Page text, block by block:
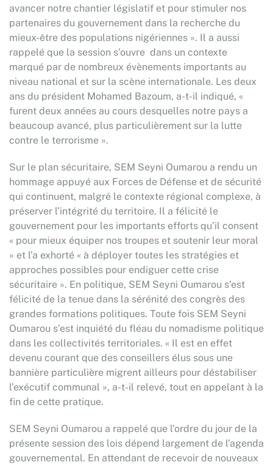
avancer notre chantier législatif et pour stimuler nos
partenaires du gouvernement dans la recherche du
mieux-être des populations nigériennes ». Il a aussi
rappelé que la session s’ouvre dans un contexte
marqué par de nombreux évènements importants au
niveau national et sur la scène internationale. Les deux
ans du président Mohamed Bazoum, a-t-il indiqué, «
furent deux années au cours desquelles notre pays a
beaucoup avancé, plus particulièrement sur la lutte
contre le terrorisme ».
Sur le plan sécuritaire, SEM Seyni Oumarou a rendu un
hommage appuyé aux Forces de Défense et de sécurité
qui continuent, malgré le contexte régional complexe, à
préserver l’intégrité du territoire. Il a félicité le
gouvernement pour les importants efforts qu’il consent
« pour mieux équiper nos troupes et soutenir leur moral
» et l’a exhorté « à déployer toutes les stratégies et
approches possibles pour endiguer cette crise
sécuritaire ». En politique, SEM Seyni Oumarou s’est
félicité de la tenue dans la sérénité des congrès des
grandes formations politiques. Toute fois SEM Seyni
Oumarou s’est inquiété du fléau du nomadisme politique
dans les collectivités territoriales. « Il est en effet
devenu courant que des conseillers élus sous une
bannière particulière migrent ailleurs pour déstabiliser
l’exécutif communal », a-t-il relevé, tout en appelant à la
fin de cette pratique.
SEM Seyni Oumarou a rappelé que l’ordre du jour de la
présente session des lois dépend largement de l’agenda
gouvernemental. En attendant de recevoir de nouveaux